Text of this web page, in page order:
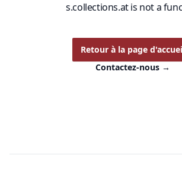
s.collections.at is not a
Retour à la page
Contactez-nous →